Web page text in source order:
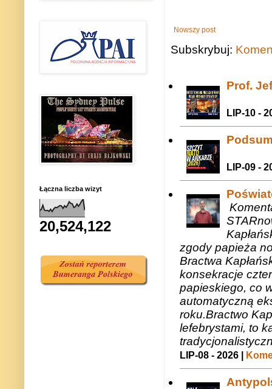
Nowszy post
Subskrybuj:
Prof.
LIP-10 -
LIP-09 -
zgody papieża
Bractwa
konsekracje
papieskiego, co
automatyczną
roku.Bractwo
lefebrystami, to
LIP-08 - 2026 |
Łączna liczba wizyt
20,524,122